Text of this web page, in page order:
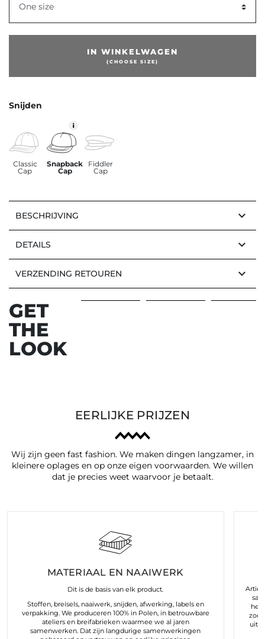
One size
IN WINKELWAGEN
(CHOOSE SIZE)
Snijden
Classic
Cap
Snapback
Cap
Fiddler
Cap
BESCHRIJVING keyboard_arrow_down
DETAILS keyboard_arrow_down
VERZENDING RETOUREN keyboard_arrow_down
GET
THE
LOOK
EERLIJKE PRIJZEN
Wij zijn geen fast fashion. We maken dingen langzamer, in
kleinere oplages en op onze eigen voorwaarden. We willen
dat je precies weet waarvoor je betaalt.
MATERIAAL EN NAAIWERK
Dit is de basis van elk product.
Stoffen, breisels, naaiwerk, snijden, afwerking, labels en
verpakking. We produceren 100% in Polen, in betrouwbare
ateliers en breifabrieken waarmee we al jaren
samenwerken. Dat zijn langdurige samenwerkingen
uit